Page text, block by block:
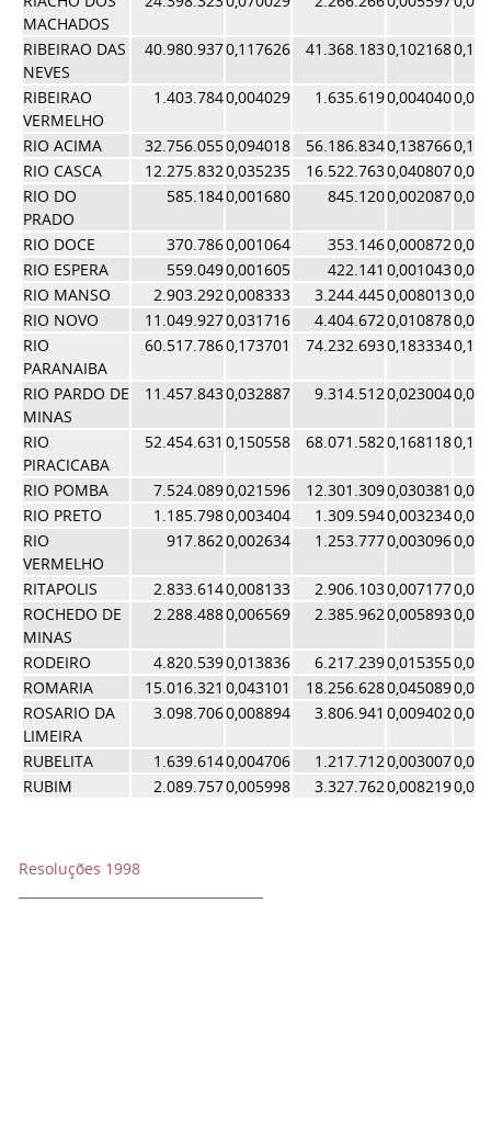
MACHADOS
RIBEIRAO DAS
NEVES
40.980.9370,117626 41.368.1830,102168
RIBEIRAO
VERMELHO
1.403.7840,004029 1.635.6190,004040
RIO ACIMA 32.756.0550,094018 56.186.8340,138766
RIO CASCA
12.275.8320,035235 16.522.7630,040807
RIO DO
PRADO
585.1840,001680 845.1200,002087
RIO DOCE 370.7860,001064 353.1460,000872
RIO ESPERA
559.0490,001605 422.141 0,001043
RIO MANSO
2.903.2920,008333 3.244.4450,008013
RIO NOVO
11.049.9270,031716 4.404.6720,010878
RIO
PARANAIBA
60.517.7860,173701 74.232.6930,183334
RIO PARDO DE
MINAS
11.457.8430,032887 9.314.5120,023004
RIO
PIRACICABA
52.454.631 0,150558 68.071.5820,168118
RIO POMBA 7.524.0890,021596 12.301.3090,030381
RIO PRETO
1.185.7980,003404 1.309.5940,003234
RIO
VERMELHO
917.8620,002634 1.253.7770,003096
RITAPOLIS 2.833.6140,008133 2.906.1030,007177
ROCHEDO DE
MINAS
2.288.4880,006569 2.385.9620,005893
RODEIRO 4.820.5390,013836 6.217.2390,015355
ROMARIA
15.016.321 0,043101 18.256.6280,045089
ROSARIO DA
LIMEIRA
3.098.7060,008894 3.806.941 0,009402
RUBELITA 1.639.6140,004706 1.217.7120,003007
RUBIM
2.089.7570,005998 3.327.7620,008219
Resoluções 1998